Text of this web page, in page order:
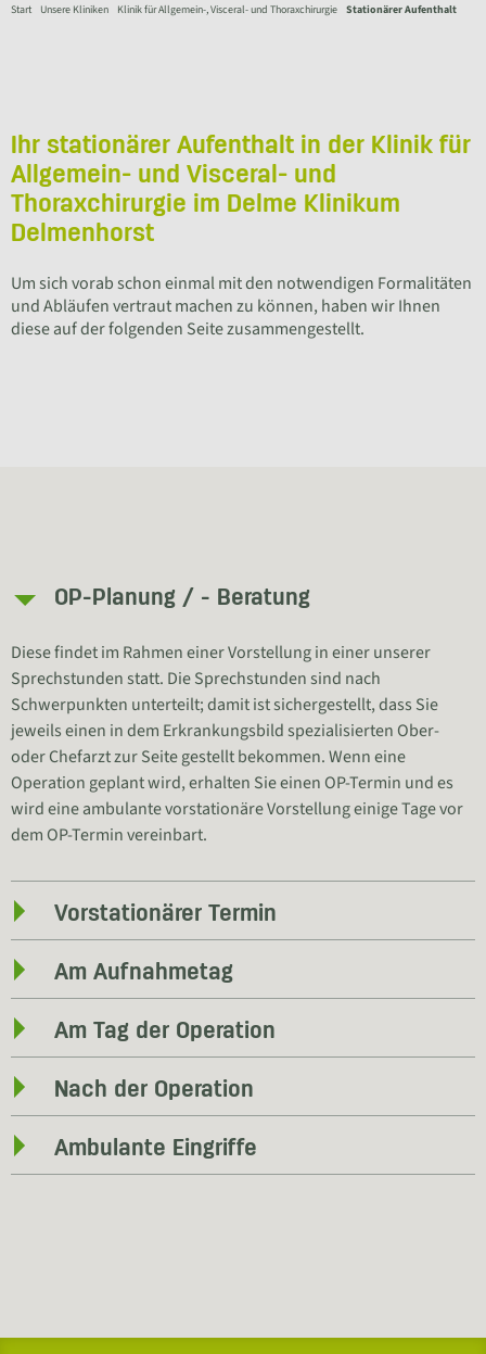
Start Unsere Kliniken Klinik für Allgemein-, Visceral- und Thoraxchirurgie Stationärer Aufenthalt
Ihr stationärer Aufenthalt in der Klinik für
Allgemein- und Visceral- und
Thoraxchirurgie im Delme Klinikum
Delmenhorst
Um sich vorab schon einmal mit den notwendigen Formalitäten
und Abläufen vertraut machen zu können, haben wir Ihnen
diese auf der folgenden Seite zusammengestellt.
OP-Planung / - Beratung
Diese findet im Rahmen einer Vorstellung in einer unserer
Sprechstunden statt. Die Sprechstunden sind nach
Schwerpunkten unterteilt; damit ist sichergestellt, dass Sie
jeweils einen in dem Erkrankungsbild spezialisierten Ober-
oder Chefarzt zur Seite gestellt bekommen. Wenn eine
Operation geplant wird, erhalten Sie einen OP-Termin und es
wird eine ambulante vorstationäre Vorstellung einige Tage vor
dem OP-Termin vereinbart.
Vorstationärer Termin
Am Aufnahmetag
Am Tag der Operation
Nach der Operation
Ambulante Eingriffe